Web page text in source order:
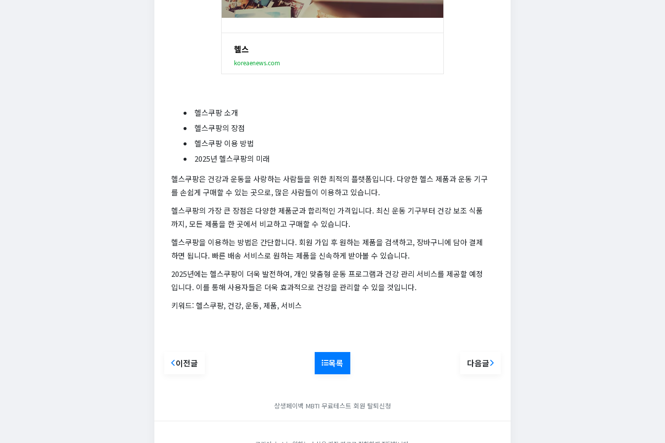
헬스
koreaenews.com
헬스쿠팡 소개
헬스쿠팡의 장점
헬스쿠팡 이용 방법
2025년 헬스쿠팡의 미래
헬스쿠팡은 건강과 운동을 사랑하는 사람들을 위한 최적의 플랫폼입니다. 다양한 헬스 제품과 운동 기구
를 손쉽게 구매할 수 있는 곳으로, 많은 사람들이 이용하고 있습니다.
헬스쿠팡의 가장 큰 장점은 다양한 제품군과 합리적인 가격입니다. 최신 운동 기구부터 건강 보조 식품
까지, 모든 제품을 한 곳에서 비교하고 구매할 수 있습니다.
헬스쿠팡을 이용하는 방법은 간단합니다. 회원 가입 후 원하는 제품을 검색하고, 장바구니에 담아 결제
하면 됩니다. 빠른 배송 서비스로 원하는 제품을 신속하게 받아볼 수 있습니다.
2025년에는 헬스쿠팡이 더욱 발전하여, 개인 맞춤형 운동 프로그램과 건강 관리 서비스를 제공할 예정
입니다. 이를 통해 사용자들은 더욱 효과적으로 건강을 관리할 수 있을 것입니다.
키워드: 헬스쿠팡, 건강, 운동, 제품, 서비스
이전글 목록 다음글
상생페이백 MBTI 무료테스트 회원 탈퇴신청